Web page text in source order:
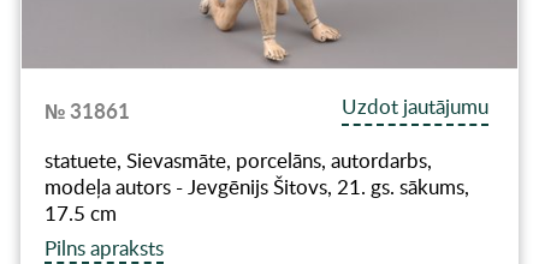
№ 31861
Uzdot jautājumu
statuete, Sievasmāte, porcelāns, autordarbs,
modeļa autors - Jevgēnijs Šitovs, 21. gs. sākums,
17.5 cm
Pilns apraksts